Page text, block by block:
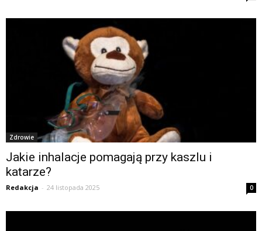
Zdrowie
Jakie inhalacje pomagają przy kaszlu i
katarze?
Redakcja - 24 listopada 2025 0